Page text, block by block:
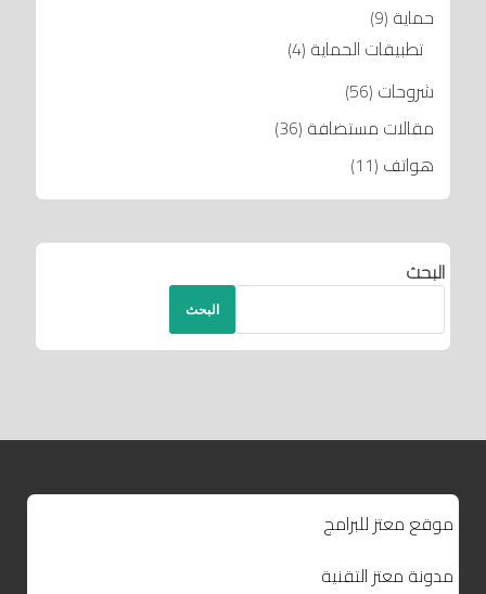
حماية (9)
تطبيقات الحماية (4)
شروحات (56)
مقالات مستضافة (36)
هواتف (11)
البحث
البحث
موقع معتز للبرامج
مدونة معتز التقنية